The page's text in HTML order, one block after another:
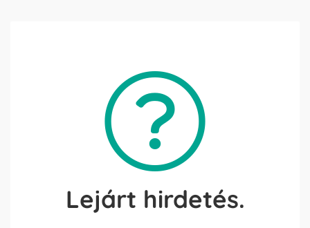
Lejárt hirdetés.